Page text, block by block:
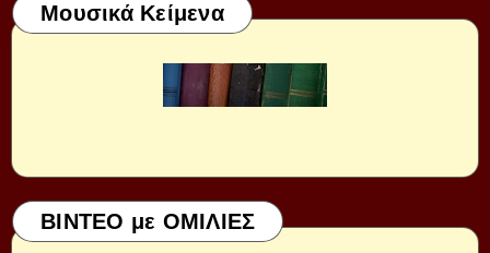
Μουσικά Κείμενα
ΒΙΝΤΕΟ με ΟΜΙΛΙΕΣ